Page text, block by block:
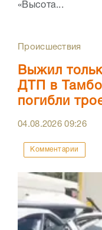
«Высота...
Происшествия
Выжил
ДТП в
погибли
04.08.202609:26
Комментарии